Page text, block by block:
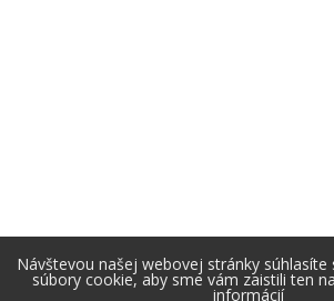
Návštevou našej webovej stránky súhlasíte
súbory cookie, aby sme vám zaistili ten
informácií